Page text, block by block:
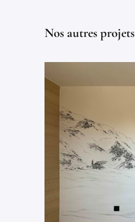
Nos autres projets